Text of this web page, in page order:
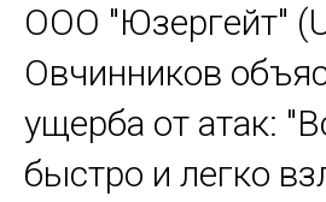
ООО "Юзергейт"
Овчинников
ущерба от атак:
быстро и легко